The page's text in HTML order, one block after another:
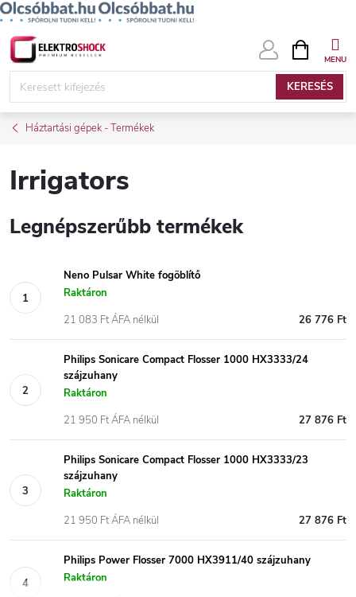
Ugrás
KERESÉS
KOSÁR
Háztartási gépek - Termékek
Irrigators
Legnépszerűbb termékek
Neno Pulsar White fogöblítő
Raktáron
26 776 Ft
21 083 Ft ÁFA nélkül
Philips Sonicare Compact Flosser 1000 HX3333/24
szájzuhany
Raktáron
27 876 Ft
21 950 Ft ÁFA nélkül
Philips Sonicare Compact Flosser 1000 HX3333/23
szájzuhany
Raktáron
27 876 Ft
21 950 Ft ÁFA nélkül
Philips Power Flosser 7000 HX3911/40 szájzuhany
Raktáron